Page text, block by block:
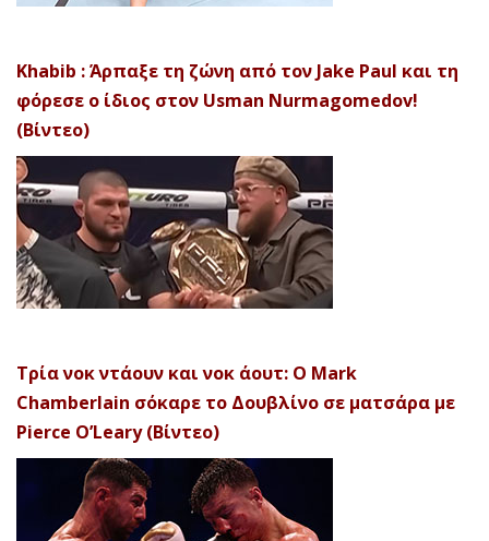
Khabib : Άρπαξε τη ζώνη από τον Jake Paul και τη
φόρεσε ο ίδιος στον Usman Nurmagomedov!
(Βίντεο)
Τρία νοκ ντάουν και νοκ άουτ: Ο Mark
Chamberlain σόκαρε το Δουβλίνο σε ματσάρα με
Pierce O’Leary (Βίντεο)